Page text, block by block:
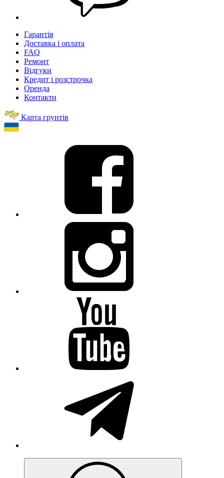
Гарантія
Доставка і оплата
FAQ
Ремонт
Відгуки
Кредит і розстрочка
Оренда
Контакти
Карта грунтів